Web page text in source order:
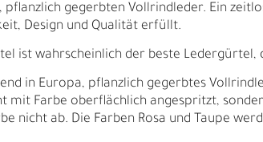
gegerbten Vollrindleder. Ein
Design und Qualität erfüllt.
ist wahrscheinlich der beste
in Europa, pflanzlich gegerbtes
mit Farbe oberflächlich angespritzt,
nicht ab. Die Farben Rosa und Taupe